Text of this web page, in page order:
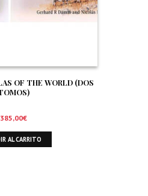
OF THE WORLD (DOS
385,00€
AL CARRITO